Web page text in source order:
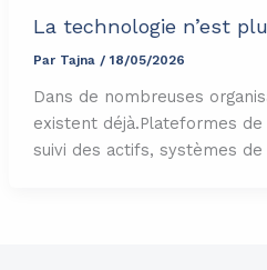
La technologie n’est
Par Tajna / 18/05/2026
Dans de nombreuses
existent déjà.Plateformes
suivi des actifs, systèmes